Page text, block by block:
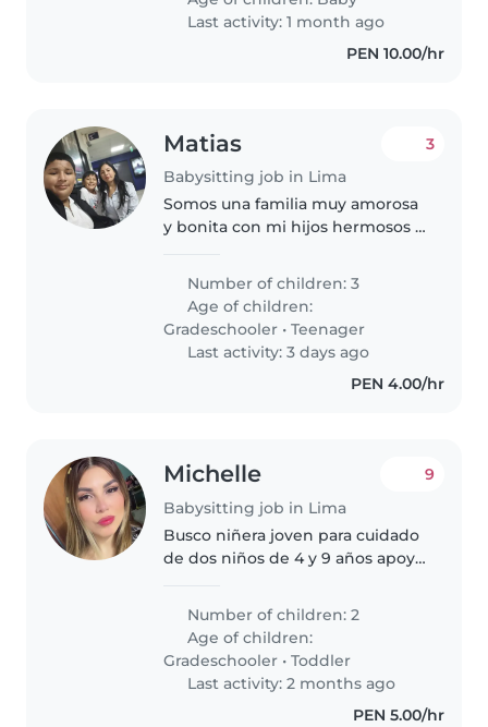
Last activity: 1 month ago
PEN 10.00/hr
Matias
Babysitting job in Lima
3
Somos una familia muy amorosa
y bonita con mi hijos hermosos y
Number of children: 3
Age of children:
Gradeschooler •Teenager
Last activity: 3 days ago
PEN 4.00/hr
Michelle
Babysitting job in Lima
9
Busco niñera joven para cuidado
de dos niños de 4 y 9 años apoyo
orden de tarde a noche de lunes
a sábado apoyo en tareas
paciencia y mucha dedicación
ganas..
Number of children: 2
Age of children:
Gradeschooler •Toddler
Last activity: 2 months ago
PEN 5.00/hr